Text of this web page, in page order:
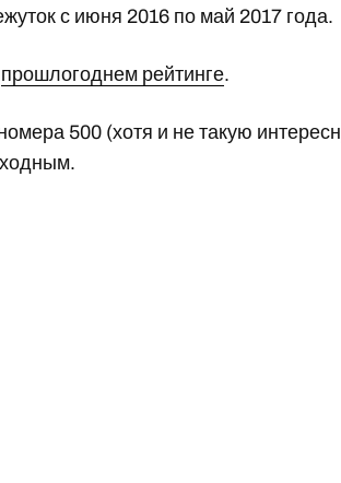
с июня 2016 по май 2017 года.
прошлогоднем рейтинге.
500 (хотя и не такую